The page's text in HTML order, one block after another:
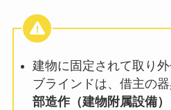
建物に固定されて取り
ブラインドは、借主の
部造作（建物附属設備）